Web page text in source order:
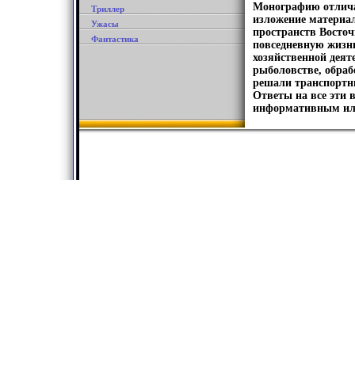
Триллер
Ужасы
Фантастика
Монографию
изложение
пространств
повседневную
хозяйственной
рыболовстве,
решали
Ответы на все эти
информативным